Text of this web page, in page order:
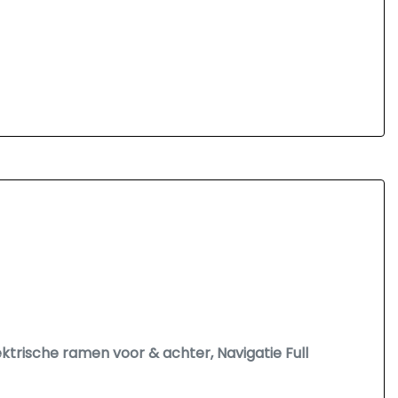
ramen voor & achter, Navigatie Full